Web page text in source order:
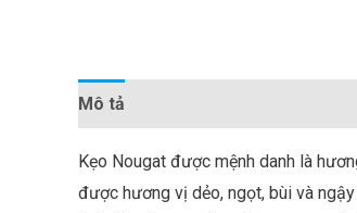
Mô tả
Kẹo Nougat được mệnh danh là
được hương vị dẻo, ngọt, bùi và